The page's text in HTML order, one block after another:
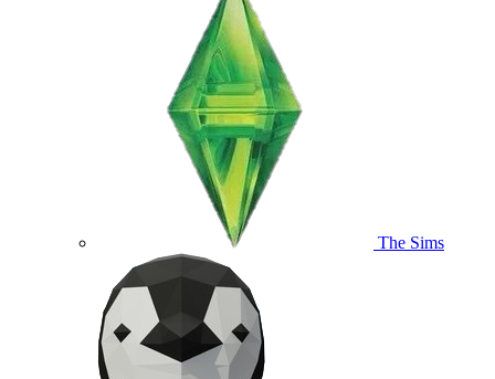
The Sims